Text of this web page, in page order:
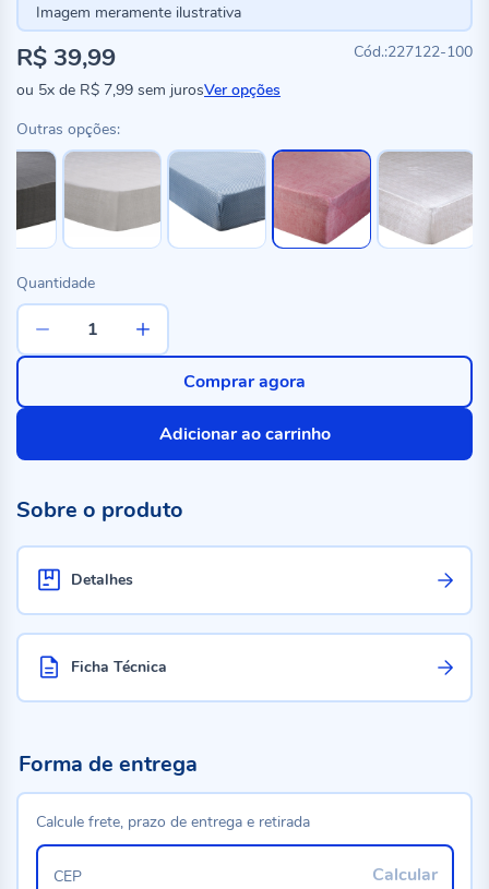
Imagem meramente ilustrativa
227122-100
R$ 39,99
ou 5x de R$ 7,99 sem jurosVer opções
Outras opções:
Quantidade
Adicionar ao carrinho
Comprar agora
Sobre o produto
Detalhes
Ficha Técnica
Forma de entrega
Calcule frete, prazo de entrega e retirada
Calcular
CEP